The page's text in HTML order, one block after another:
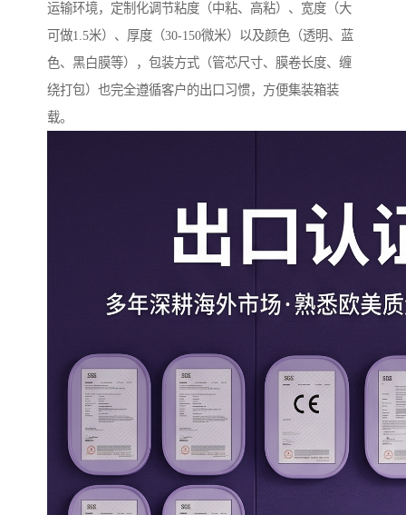
运输环境，定制化调节粘度（中粘、高粘）、宽度（大
可做1.5米）、厚度（30-150微米）以及颜色（透明、蓝
色、黑白膜等），包装方式（管芯尺寸、膜卷长度、缠
绕打包）也完全遵循客户的出口习惯，方便集装箱装
载。